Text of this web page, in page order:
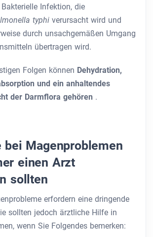
Bakterielle Infektion, die
typhi verursacht wird und
durch unsachgemäßen Umgang
übertragen wird.
Folgen können Dehydration,
und ein anhaltendes
der Darmflora gehören .
bei Magenproblemen
einen Arzt
sollten
erfordern eine dringende
sollten jedoch ärztliche Hilfe in
wenn Sie Folgendes bemerken: